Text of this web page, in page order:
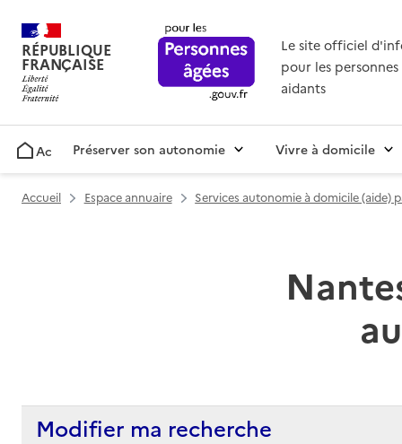
RÉPUBLIQUE
FRANÇAISE
Le site officiel
pour les personnes
aidants
AccueilPréserver son autonomie Vivre à domicile
Accueil Espace annuaire Services autonomie à domicile (aide)
Modifier ma recherche